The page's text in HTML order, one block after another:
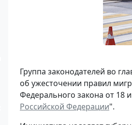
Группа законодателей во
об ужесточении правил
Федерального закона от 18
Российской Федерации".